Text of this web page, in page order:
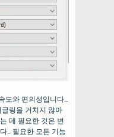
도와 편의성입니다..
링을 거치지 않아
데 필요한 것은 변
.. 필요한 모든 기능